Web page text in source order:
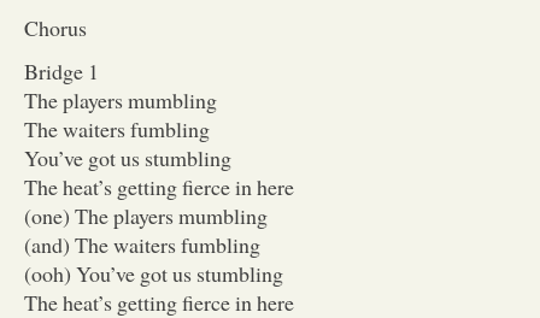
Chorus
Bridge 1
The players mumbling
The waiters fumbling
You’ve got us stumbling
The heat’s getting fierce in here
(one) The players mumbling
(and) The waiters fumbling
(ooh) You’ve got us stumbling
The heat’s getting fierce in here